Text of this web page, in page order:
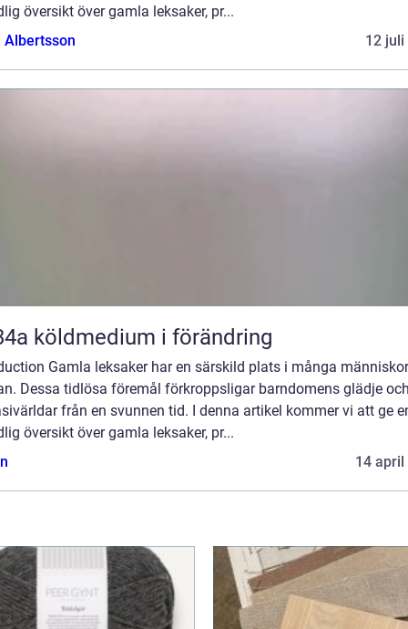
översikt över gamla leksaker, pr...
Albertsson
12 juli
R134a köldmedium i förändring
Gamla leksaker har en särskild plats i många
Dessa tidlösa föremål förkroppsligar barndomens glädje
från en svunnen tid. I denna artikel kommer vi att ge
översikt över gamla leksaker, pr...
14 april